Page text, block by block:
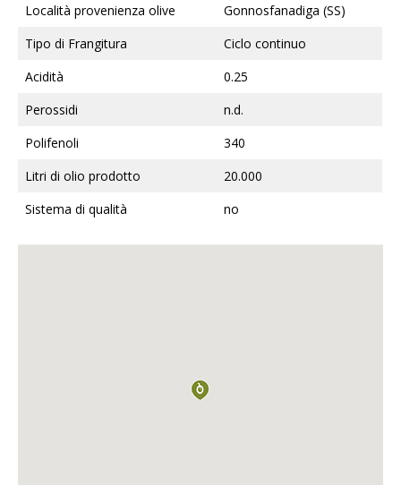
Località provenienza olive
Gonnosfanadiga (SS)
Tipo di Frangitura
Ciclo continuo
Acidità
0.25
Perossidi
n.d.
Polifenoli
340
Litri di olio prodotto
20.000
Sistema di qualità
no